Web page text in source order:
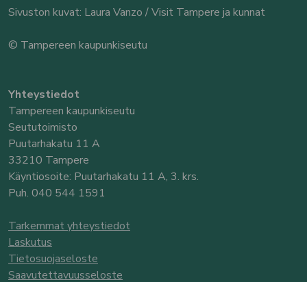
Sivuston kuvat: Laura Vanzo / Visit Tampere ja kunnat
© Tampereen kaupunkiseutu
Yhteystiedot
Tampereen kaupunkiseutu
Seututoimisto
Puutarhakatu 11 A
33210 Tampere
Käyntiosoite: Puutarhakatu 11 A, 3. krs.
Puh. 040 544 1591
Tarkemmat yhteystiedot
Laskutus
Tietosuojaseloste
Saavutettavuusseloste